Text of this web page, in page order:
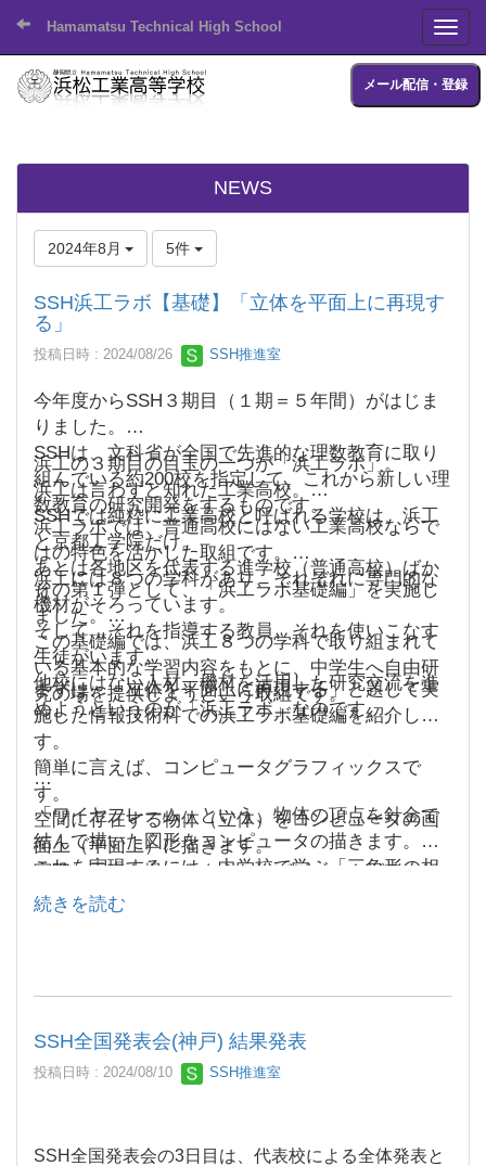
Hamamatsu Technical High School
メール配信・登録
NEWS
2024年8月 5件
SSH浜工ラボ【基礎】「立体を平面上に再現す
る」
投稿日時 : 2024/08/26 SSH推進室
今年度からSSH３期目（１期＝５年間）がはじま
りました。
SSHは、文科省が全国で先進的な理数教育に取り
組んでいる約200校を指定して、これから新しい理
数教育の研究開発をするものです。
浜工の３期目の目玉の一つが「浜工ラボ」。
浜工は言わずと知れた工業高校。
SSHでは純粋に工業高校と呼ばれる学校は、浜工
と京都工学院だけ。
あとは各地区を代表する進学校（普通高校）ばか
り。
浜工ラボでは、普通高校にはない工業高校ならで
はの特色を活かした取組です。
浜工には８つの学科があり、それぞれに専門的な
機材がそろっています。
そして、それを指導する教員、それを使いこなす
生徒がいます。
他校にはない人材、機材を活用した研究交流を進
めようというのが「浜工ラボ」なのです。
その第１弾として、「浜工ラボ基礎編」を実施し
ました。
この基礎編では、浜工８つの学科で取り組まれて
いる基本的な学習内容をもとに、中学生へ自由研
究の場を提供しようという取組です。
まずは、「立体を平面上に再現する」と題して実
施した情報技術科での浜工ラボ基礎編を紹介しま
す。
簡単に言えば、コンピュータグラフィックスで
す。
空間に存在する物体（立体）をコンピュータの画
面上（平面上）に描きます。
実際に写真を撮ったようなコンピュータグラフィ
ックをゲームなどでよく見かけますが、そんなレ
「ワイヤフレーム」という、物体の頂点を針金で
結んで描いた図形をコンピュータの描きます。
これを実現するには、中学校で学ぶ「三角形の相
似」の知識が必須。
学んだ知識を、テストの問題を解くために使うだ
また、指導する浜工生は専門知識の価値を再認識
す。
続きを読む
SSH全国発表会(神戸) 結果発表
投稿日時 : 2024/08/10 SSH推進室
SSH全国発表会の3日目は、代表校による全体発表と